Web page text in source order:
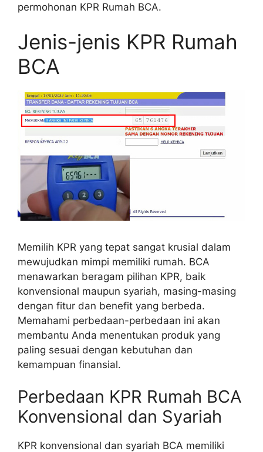
permohonan KPR Rumah BCA.
Jenis-jenis KPR Rumah
BCA
Memilih KPR yang tepat sangat krusial dalam
mewujudkan mimpi memiliki rumah. BCA
menawarkan beragam pilihan KPR, baik
konvensional maupun syariah, masing-masing
dengan fitur dan benefit yang berbeda.
Memahami perbedaan-perbedaan ini akan
membantu Anda menentukan produk yang
paling sesuai dengan kebutuhan dan
kemampuan finansial.
Perbedaan KPR Rumah BCA
Konvensional dan Syariah
KPR konvensional dan syariah BCA memiliki